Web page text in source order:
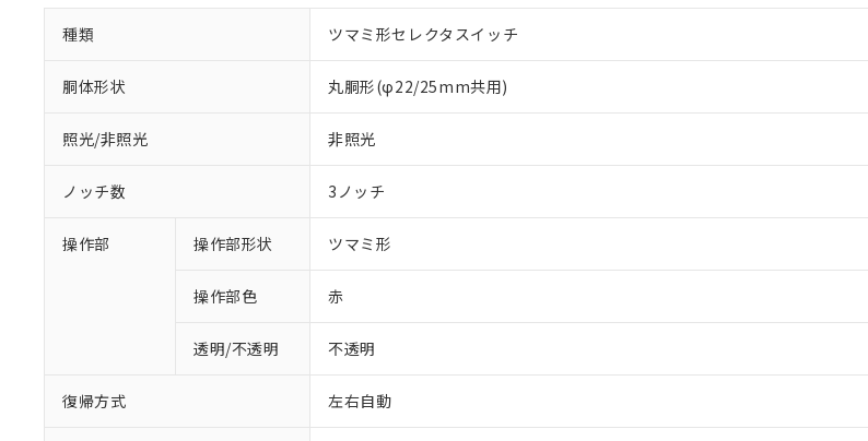
種類 ツマミ形セレクタスイッチ
胴体形状 丸胴形(φ22/25mm共用)
照光/非照光 非照光
ノッチ数 3ノッチ
操作部 操作部形状 ツマミ形
操作部色 赤
透明/不透明 不透明
復帰方式 左右自動